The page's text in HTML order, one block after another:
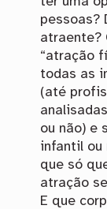
pessoas?
atraente?
“atração
todas as
(até
ou não) e
infantil ou
que só
atração
E que